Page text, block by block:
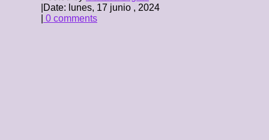
Date: lunes, 17 junio , 2024
0 comments